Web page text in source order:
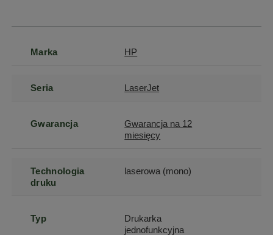
Marka HP
Seria LaserJet
Gwarancja
Gwarancja na 12
miesięcy
Technologia
druku
laserowa (mono)
Typ
Drukarka
jednofunkcyjna